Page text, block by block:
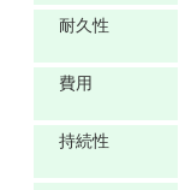
耐久性
費用
持続性